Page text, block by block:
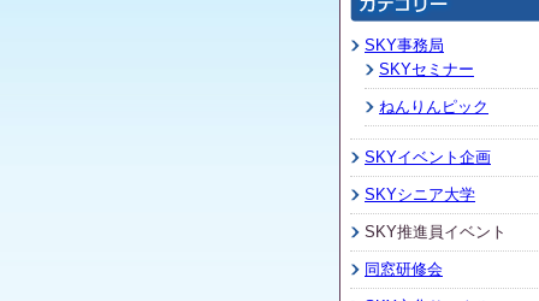
SKY事務局
SKYセミナー
ねんりんピック
SKYイベント企画
SKYシニア大学
SKY推進員イベント
同窓研修会